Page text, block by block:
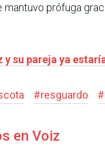
mantuvo prófuga
y su pareja ya
#resguardo #
en Voiz